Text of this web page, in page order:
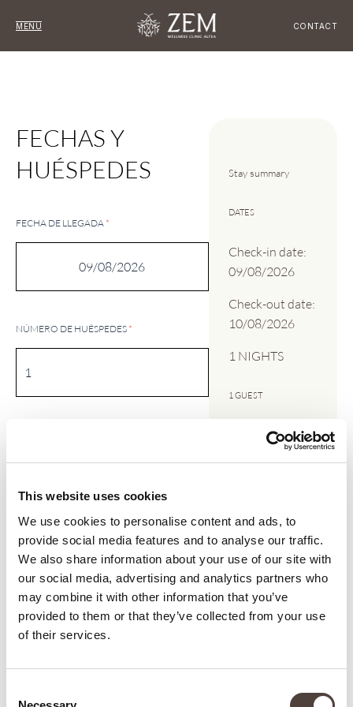
This website uses cookies
We use cookies to personalise content and ads, to
provide social media features and to analyse our traffic.
We also share information about your use of our site with
our social media, advertising and analytics partners who
may combine it with other information that you’ve
provided to them or that they’ve collected from your use
of their services.
MENU CONTACT
FECHAS Y
HUÉSPEDES
FECHA DE LLEGADA *
NÚMERO DE HUÉSPEDES *
TENEMOS A SU DISPOSICIÓN UN SERVICIO
DE TRANSFER PRIVADO EN MINIVAN
DELUXE, ¿DESEA RESERVAR SU TRASLADO?
* EL PRECIO DEL TRASLADO ES EL MISMO
PARA GRUPOS DE 1 A 4 PERSONAS SIEMPRE
QUE COMPARTAN LA MISMA LLEGADA Y
Stay summary
DATES
Check-in date:
09/08/2026
Check-out date:
10/08/2026
1 NIGHTS
1 GUEST
TRANSFER